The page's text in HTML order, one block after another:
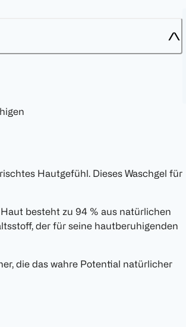
Hautgefühl. Dieses Waschgel für
besteht zu 94 % aus natürlichen
der für seine hautberuhigenden
die das wahre Potential natürlicher